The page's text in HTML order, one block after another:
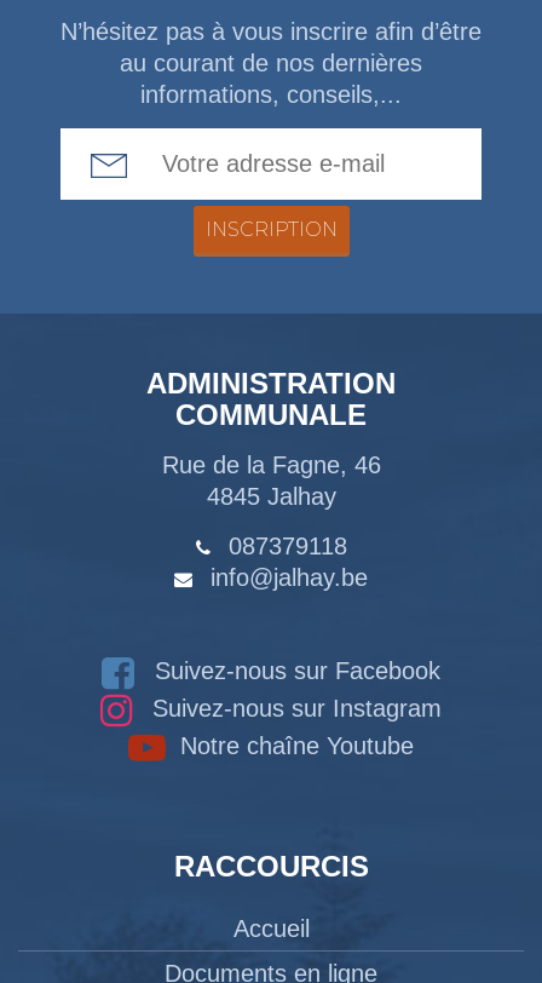
N’hésitez pas à vous inscrire afin d’être
au courant de nos dernières
informations, conseils,...
ADMINISTRATION
COMMUNALE
Rue de la Fagne, 46
4845 Jalhay
087379118
info@jalhay.be
Suivez-nous sur Facebook
Suivez-nous sur Instagram
Notre chaîne Youtube
RACCOURCIS
Accueil
Documents en ligne